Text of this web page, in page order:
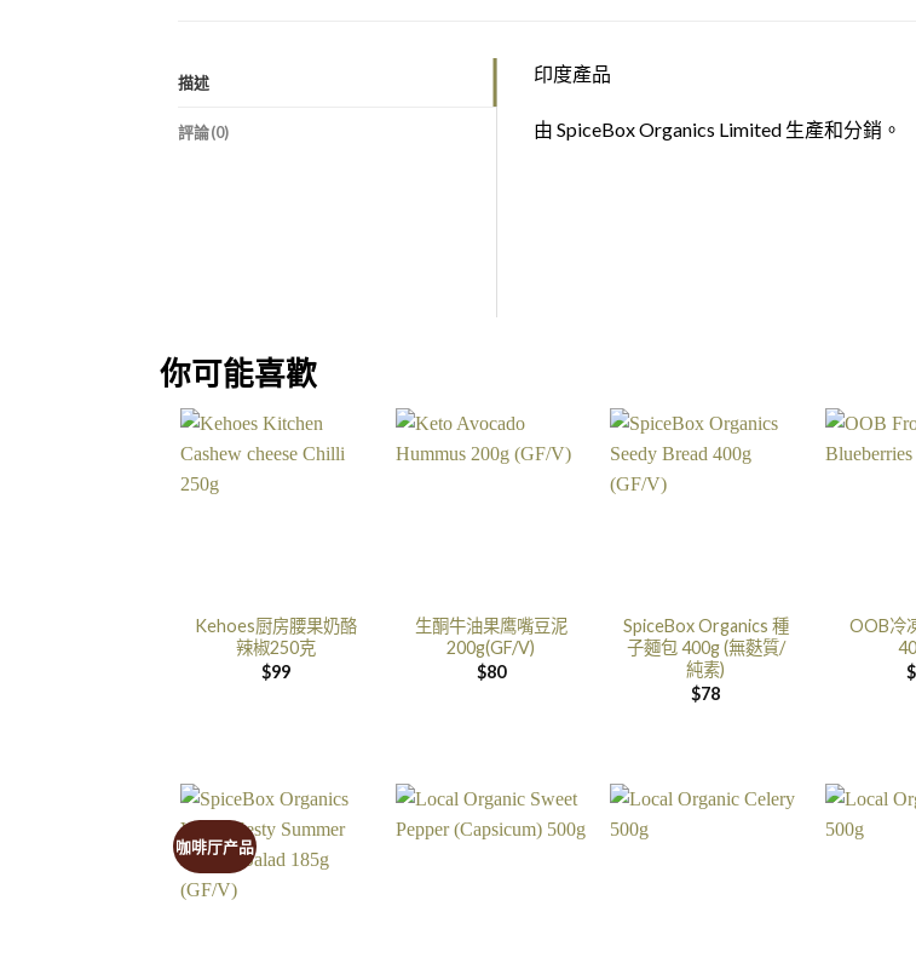
描述
評論(0)
印度產品
由 SpiceBox Organics Limited 生產和分銷。
你可能喜歡
Kehoes厨房腰果奶酪
辣椒250克
$99
生酮牛油果鹰嘴豆泥
200g(GF/V)
$80
SpiceBox Organics 種
子麵包 400g (無麩質/
純素)
$78
OOB冷
$
咖啡厅产品